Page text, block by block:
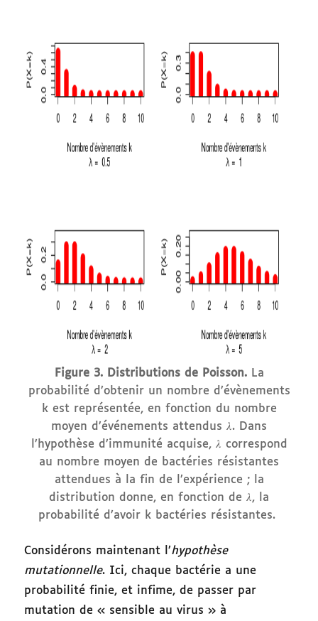
Figure 3. Distributions de Poisson.La
probabilité d’obtenir un nombre d’évènements
k est représentée, en fonction du nombre
moyen d’événements attendus 𝜆. Dans
l’hypothèse d’immunité acquise, 𝜆 correspond
au nombre moyen de bactéries résistantes
attendues à la fin de l’expérience ; la
distribution donne, en fonction de 𝜆, la
probabilité d’avoir k bactéries résistantes.
Considérons maintenant l’hypothèse
mutationnelle. Ici, chaque bactérie a une
probabilité finie, et infime, de passer par
mutation de « sensible au virus » à